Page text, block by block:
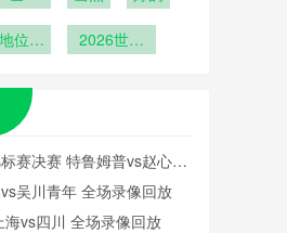
进球
位无
2026世界
赛决赛 特鲁姆普vs赵心童
吴川青年 全场录像回放
vs四川 全场录像回放